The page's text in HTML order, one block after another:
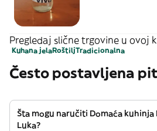
Pregledaj slične trgovine u ovoj
Kuhana jelaRoštiljTradicionalna
Često postavljena
Šta mogu naručiti Domaća kuhinja
Luka?